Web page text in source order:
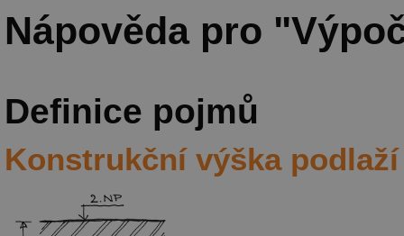
Nápověda pro
Definice pojmů
Konstrukční výška